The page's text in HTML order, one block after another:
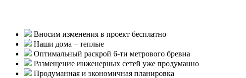
Вносим изменения в проект бесплатно
Наши дома – теплые
Оптимальный раскрой 6-ти метрового бревна
Размещение инженерных сетей уже продуманно
Продуманная и экономичная планировка